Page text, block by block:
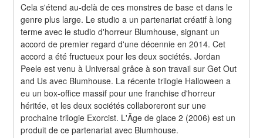
Cela s'étend au-delà de ces monstres de base et dans le
genre plus large. Le studio a un partenariat créatif à long
terme avec le studio d'horreur Blumhouse, signant un
accord de premier regard d'une décennie en 2014. Cet
accord a été fructueux pour les deux sociétés. Jordan
Peele est venu à Universal grâce à son travail sur Get Out
and Us avec Blumhouse. La récente trilogie Halloween a
eu un box-office massif pour une franchise d'horreur
héritée, et les deux sociétés collaboreront sur une
prochaine trilogie Exorcist. L'Âge de glace 2 (2006) est un
produit de ce partenariat avec Blumhouse.